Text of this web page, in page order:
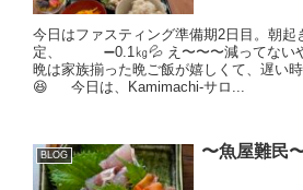
今日はファスティング準備期2日目。朝起
定、 ➖0.1㎏💦 え〜〜〜減ってな
晩は家族揃った晩ご飯が嬉しくて、遅い
😆 今日は、Kamimachi-サロ...
BLOG 〜魚屋難民